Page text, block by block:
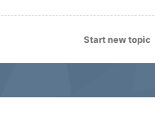
Start new topic